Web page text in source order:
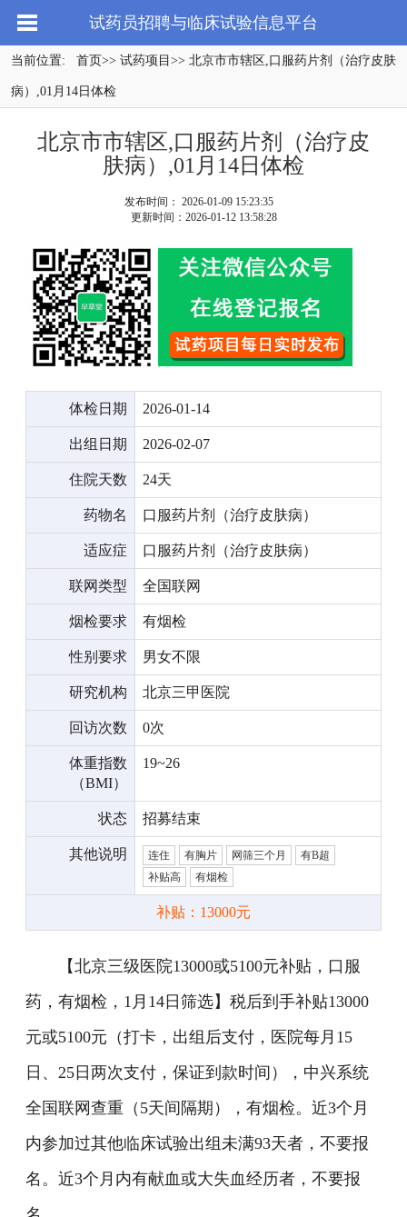
试药员招聘与临床试验信息平台
当前位置: 首页>> 试药项目 >> 北京市市辖区,口服药片剂（治疗皮肤
病）,01月14日体检
北京市市辖区,口服药片剂（治疗皮
肤病）,01月14日体检
发布时间： 2026-01-09 15:23:35
更新时间：2026-01-12 13:58:28
体检日期 2026-01-14
出组日期 2026-02-07
住院天数 24天
药物名 口服药片剂（治疗皮肤病）
适应症 口服药片剂（治疗皮肤病）
联网类型 全国联网
烟检要求 有烟检
性别要求 男女不限
研究机构 北京三甲医院
回访次数 0次
体重指数
（BMI）
19~26
状态 招募结束
其他说明 连住 有胸片 网筛三个月
有B超
补贴高
有烟检
补贴：13000元
【北京三级医院13000或5100元补贴，口服
药，有烟检，1月14日筛选】税后到手补贴13000
元或5100元（打卡，出组后支付，医院每月15
日、25日两次支付，保证到款时间），中兴系统
全国联网查重（5天间隔期），有烟检。近3个月
内参加过其他临床试验出组未满93天者，不要报
名。近3个月内有献血或大失血经历者，不要报